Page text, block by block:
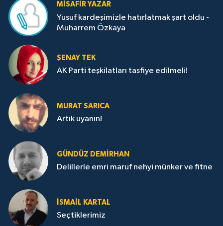
MISAFIR YAZAR
Yusuf kardeşimizle hatırlatmak şart oldu -
Muharrem Özkaya
ŞENAY TEK
AK Parti teşkilatları tasfiye edilmeli!
MURAT SARICA
Artık uyanın!
GÜNDÜZ DEMIRHAN
Delillerle emri maruf nehyi münker ve fitne
İSMAIL KARTAL
Seçtiklerimiz